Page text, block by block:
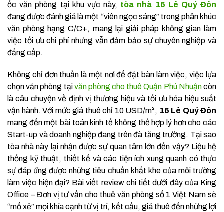
ốc văn phòng tại khu vực này, tòa nhà 16 Lê Quý Đôn
đang được đánh giá là một “viên ngọc sáng” trong phân khúc
văn phòng hạng C/C+, mang lại giải pháp không gian làm
việc tối ưu chi phí nhưng vẫn đảm bảo sự chuyên nghiệp và
đẳng cấp.
Không chỉ đơn thuần là một nơi để đặt bàn làm việc, việc lựa
chọn văn phòng tạivăn phòng cho thuê Quận Phú Nhuậncòn
là câu chuyện về định vị thương hiệu và tối ưu hóa hiệu suất
vận hành. Với mức giá thuê chỉ 10 USD/m², 16 Lê Quý Đôn
mang đến một bài toán kinh tế không thể hợp lý hơn cho các
Start-up và doanh nghiệp đang trên đà tăng trưởng. Tại sao
tòa nhà này lại nhận được sự quan tâm lớn đến vậy? Liệu hệ
thống kỹ thuật, thiết kế và các tiện ích xung quanh có thực
sự đáp ứng được những tiêu chuẩn khắt khe của môi trường
làm việc hiện đại? Bài viết review chi tiết dưới đây của King
Office – Đơn vị tư vấn cho thuê văn phòng số 1 Việt Nam sẽ
“mổ xẻ” mọi khía cạnh từ vị trí, kết cấu, giá thuê đến những lợi